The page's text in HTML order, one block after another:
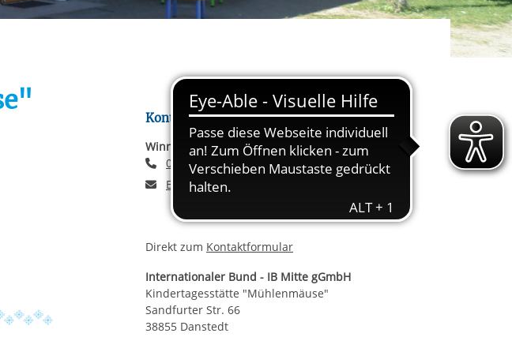
die erforderlich zur Bereitstellung
Einwilligung.
Wiedergabe starten/stoppen
Kontakt
Winnie Kutzner
Telefonnummer
0 39458430
E-Mail an Winnie Kutzner
E-Mail schreiben
Direkt zum Kontaktformular
Internationaler Bund - IB Mitte gGmbH
Kindertagesstätte "Mühlenmäuse"
Sandfurter Str. 66
38855 Danstedt